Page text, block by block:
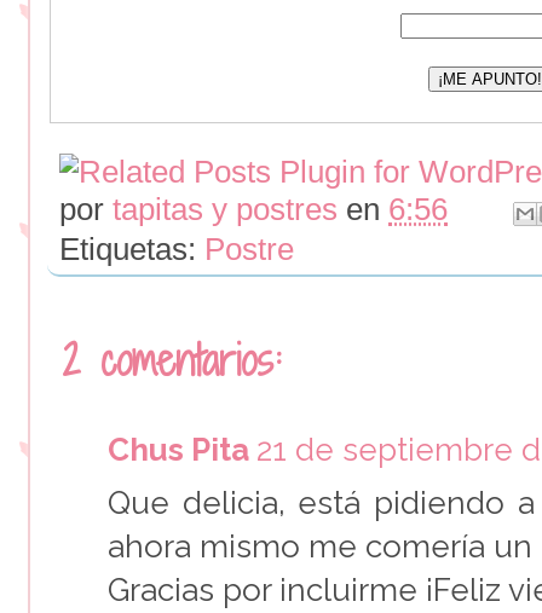
por tapitas y postres en 6:56
Etiquetas: Postre
2 comentarios:
Chus Pita 21 de septiembre
Que delicia, está pidiendo
ahora mismo me comería
Gracias por incluirme ¡Feliz